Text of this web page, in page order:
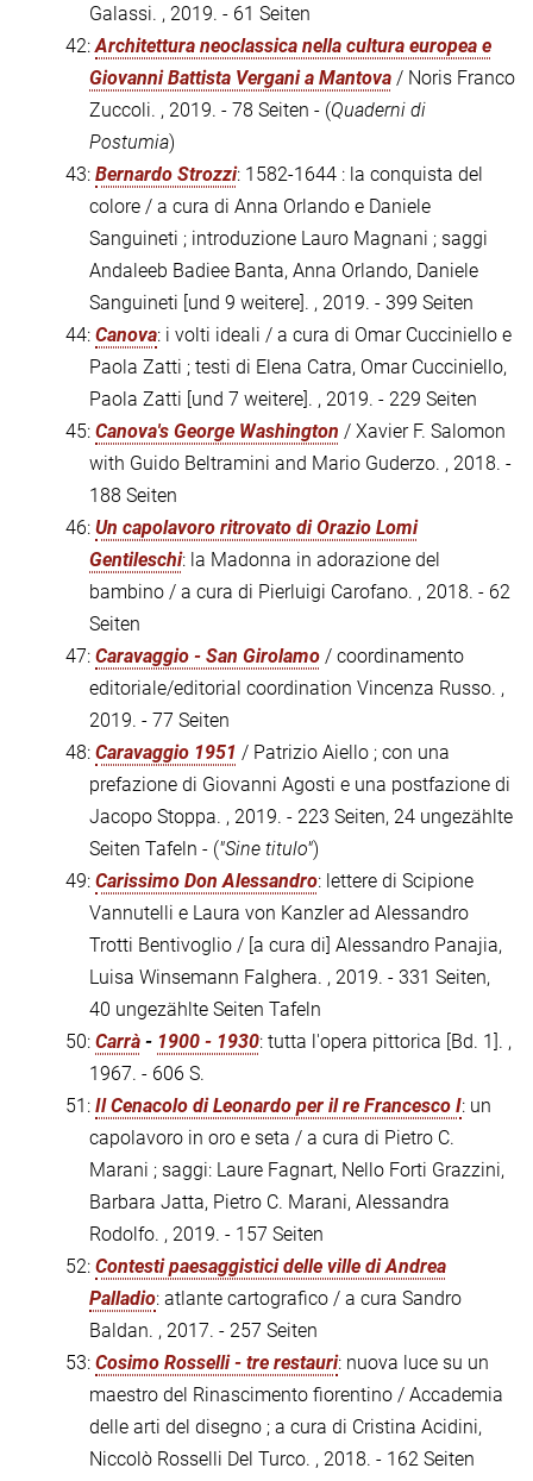
Galassi. , 2019. - 61 Seiten
42:Architettura neoclassica nella cultura europea e
Giovanni Battista Vergani a Mantova / Noris Franco
Zuccoli. , 2019. - 78 Seiten - (Quaderni di
Postumia)
43: Bernardo Strozzi: 1582-1644 : la conquista del
colore / a cura di Anna Orlando e Daniele
Sanguineti ; introduzione Lauro Magnani ; saggi
Andaleeb Badiee Banta, Anna Orlando, Daniele
Sanguineti [und 9 weitere]. , 2019. - 399 Seiten
44: Canova: i volti ideali / a cura di Omar Cucciniello e
Paola Zatti ; testi di Elena Catra, Omar Cucciniello,
Paola Zatti [und 7 weitere]. , 2019. - 229 Seiten
45: Canova's George Washington / Xavier F. Salomon
with Guido Beltramini and Mario Guderzo. , 2018. -
188 Seiten
46: Un capolavoro ritrovato di Orazio Lomi
Gentileschi: la Madonna in adorazione del
bambino / a cura di Pierluigi Carofano. , 2018. - 62
Seiten
47: Caravaggio - San Girolamo / coordinamento
editoriale/editorial coordination Vincenza Russo. ,
2019. - 77 Seiten
48: Caravaggio 1951 / Patrizio Aiello ; con una
prefazione di Giovanni Agosti e una postfazione di
Jacopo Stoppa. , 2019. - 223 Seiten, 24 ungezählte
Seiten Tafeln - ("Sine titulo")
49: Carissimo Don Alessandro: lettere di Scipione
Vannutelli e Laura von Kanzler ad Alessandro
Trotti Bentivoglio / [a cura di] Alessandro Panajia,
Luisa Winsemann Falghera. , 2019. - 331 Seiten,
40 ungezählte Seiten Tafeln
50: Carrà - 1900 - 1930: tutta l'opera pittorica [Bd. 1]. ,
1967. - 606 S.
51: Il Cenacolo di Leonardo per il re Francesco I: un
capolavoro in oro e seta / a cura di Pietro C.
Marani ; saggi: Laure Fagnart, Nello Forti Grazzini,
Barbara Jatta, Pietro C. Marani, Alessandra
Rodolfo. , 2019. - 157 Seiten
52: Contesti paesaggistici delle ville di Andrea
Palladio: atlante cartografico / a cura Sandro
Baldan. , 2017. - 257 Seiten
53: Cosimo Rosselli - tre restauri: nuova luce su un
maestro del Rinascimento fiorentino / Accademia
delle arti del disegno ; a cura di Cristina Acidini,
Niccolò Rosselli Del Turco. , 2018. - 162 Seiten